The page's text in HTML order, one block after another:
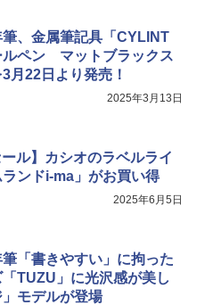
、金属筆記具「CYLINT
ルペン マットブラックス
月22日より発売！
2025年3月13日
ル】カシオのラベルライ
ンドi-ma」がお買い得
2025年6月5日
「書きやすい」に拘った
TUZU」に光沢感が美し
モデルが登場